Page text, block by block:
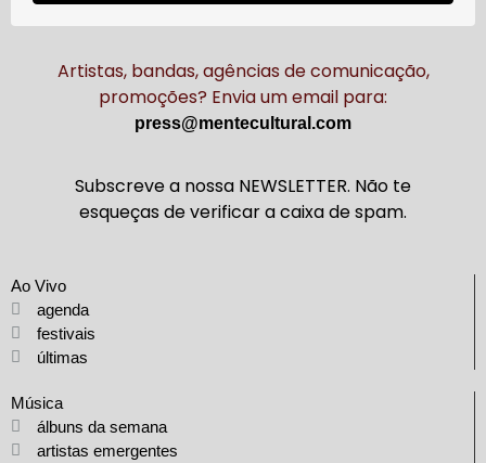
Artistas, bandas, agências de comunicação,
promoções? Envia um email para:
press@mentecultural.com
Subscreve a nossa NEWSLETTER. Não te
esqueças de verificar a caixa de spam.
Ao Vivo
agenda
festivais
últimas
Música
álbuns da semana
artistas emergentes